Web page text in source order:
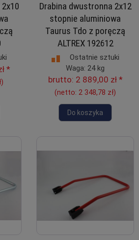
*
)
Drabina dwustronna 2x12
stopnie aluminiowa
Taurus Tdo z poręczą
ALTREX 192612
Ostatnie sztuki
Waga: 24 kg
brutto: 2 889,00 zł*
(netto: 2 348,78 zł)
Do koszyka